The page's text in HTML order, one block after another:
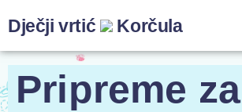
Dječji vrtić Korčula
Pripreme za